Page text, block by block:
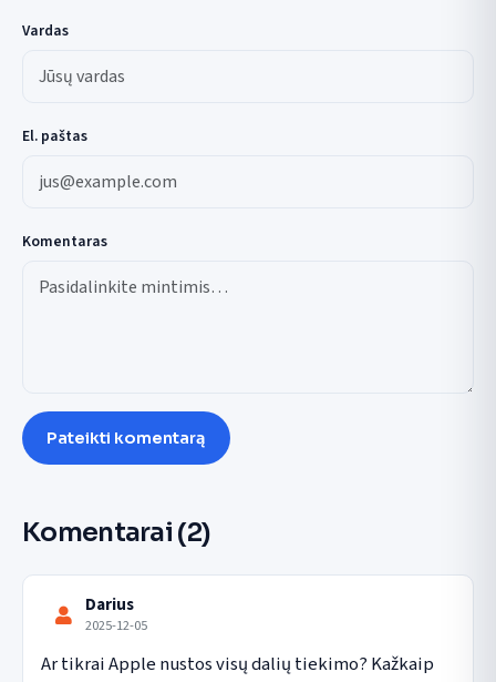
Vardas
El. paštas
Komentaras
Pateikti komentarą
Komentarai (2)
Darius
2025-12-05
Ar tikrai Apple nustos visų dalių tiekimo? Kažkaip